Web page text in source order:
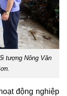
tượng Nông Văn
động nghiệp